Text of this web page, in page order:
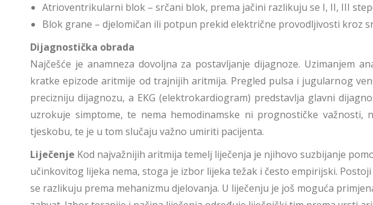
Atrioventrikularni blok – srčani blok, prema jačini razlikuju se I, II, III
Blok grane – djelomičan ili potpun prekid električne provodljivosti kroz
Dijagnostička obrada
Najčešće je anamneza dovoljna za postavljanje dijagnoze. Uzimanjem
kratke epizode aritmije od trajnijih aritmija. Pregled pulsa i jugularnog
precizniju dijagnozu, a EKG (elektrokardiogram) predstavlja glavni
uzrokuje simptome, te nema hemodinamske ni prognostičke važnosti,
tjeskobu, te je u tom slučaju važno umiriti pacijenta.
Liječenje Kod najvažnijih aritmija temelj liječenja je njihovo suzbijanje
učinkovitog lijeka nema, stoga je izbor lijeka težak i često empirijski.
se razlikuju prema mehanizmu djelovanja. U liječenju je još moguća